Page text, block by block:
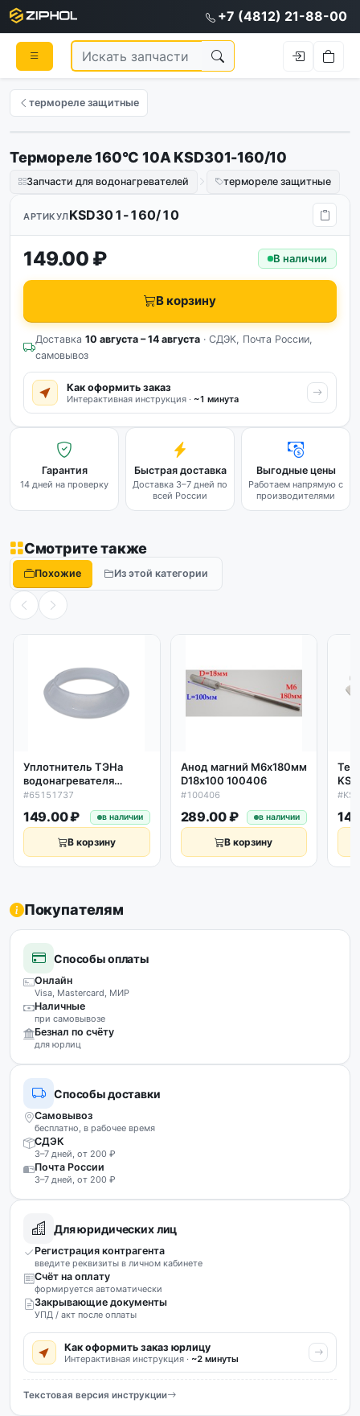
+7 (4812) 21-88-00
термореле защитные
Термореле 160°C 10A KSD301-160/10
Запчасти для водонагревателей термореле защитные
АРТИКУЛKSD301-160/10
149.00 ₽ В наличии
В корзину
Доставка 10 августа – 14 августа · СДЭК, Почта России,
самовывоз
Как оформить заказ
Интерактивная инструкция · ~1 минута
Гарантия
14 дней на проверку
Быстрая доставка
Доставка 3–7 дней по
всей России
Выгодные цены
Работаем напрямую с
производителями
Смотрите также
Похожие Из этой категории
Уплотнитель ТЭНа
водонагревателя
D62*45*13,5мм
силикон Ariston,
Thermex, низкая
65151737
#65151737
149.00 ₽ в наличии
В корзину
Анод магний М6х180мм
D18х100 100406
#100406
289.00 ₽ в наличии
В корзину
Покупателям
Способы оплаты
Онлайн
Visa, Mastercard, МИР
Наличные
при самовывозе
Безнал по счёту
для юрлиц
Способы доставки
Самовывоз
бесплатно, в рабочее время
СДЭК
3–7 дней, от 200 ₽
Почта России
3–7 дней, от 200 ₽
Для юридических лиц
Регистрация контрагента
введите реквизиты в личном кабинете
Счёт на оплату
формируется автоматически
Закрывающие документы
УПД / акт после оплаты
Как оформить заказ юрлицу
Интерактивная инструкция · ~2 минуты
Текстовая версия инструкции